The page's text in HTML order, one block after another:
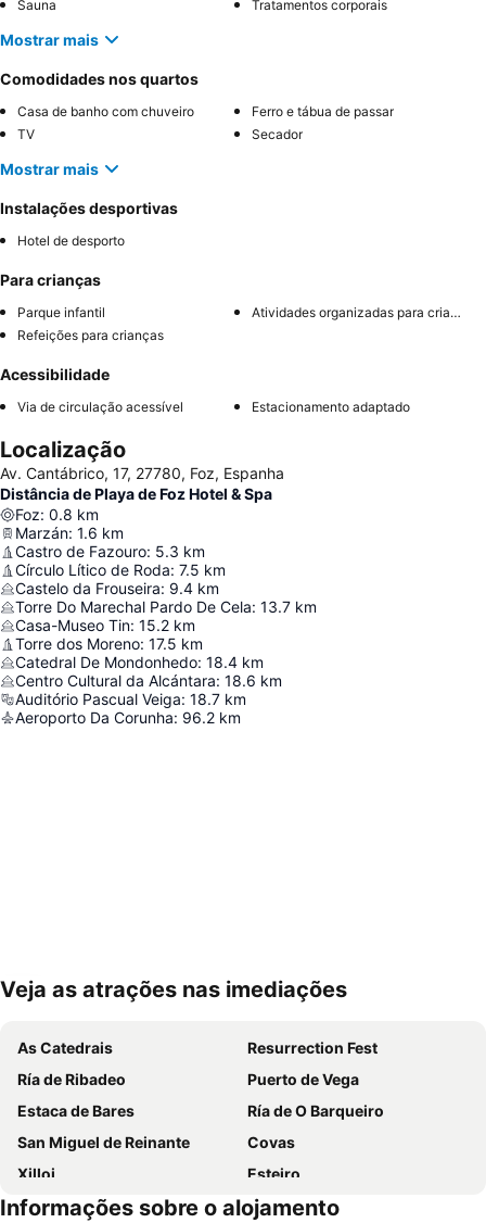
Sauna Tratamentos corporais
Mostrar mais
Comodidades nos quartos
Casa de banho com chuveiro
Ferro e tábua de passar
TV
Secador
Mostrar mais
Instalações desportivas
Hotel de desporto
Para crianças
Parque infantil
Atividades organizadas para crianças
Refeições para crianças
Acessibilidade
Via de circulação acessível Estacionamento adaptado
Localização
Av. Cantábrico, 17, 27780, Foz, Espanha
Distância de Playa de Foz Hotel & Spa
Foz: 0.8 km
Marzán: 1.6 km
Castro de Fazouro: 5.3 km
Círculo Lítico de Roda: 7.5 km
Castelo da Frouseira: 9.4 km
Torre Do Marechal Pardo De Cela: 13.7 km
Casa-Museo Tin: 15.2 km
Torre dos Moreno: 17.5 km
Catedral De Mondonhedo: 18.4 km
Centro Cultural da Alcántara: 18.6 km
Auditório Pascual Veiga: 18.7 km
Aeroporto Da Corunha: 96.2 km
Ampliar mapa
Veja as atrações nas imediações
As Catedrais
Resurrection Fest
Ría de Ribadeo
Puerto de Vega
Estaca de Bares
Ría de O Barqueiro
San Miguel de Reinante
Covas
Xilloi
Esteiro
San Martiño
Castro de Fazouro
Informações sobre o alojamento